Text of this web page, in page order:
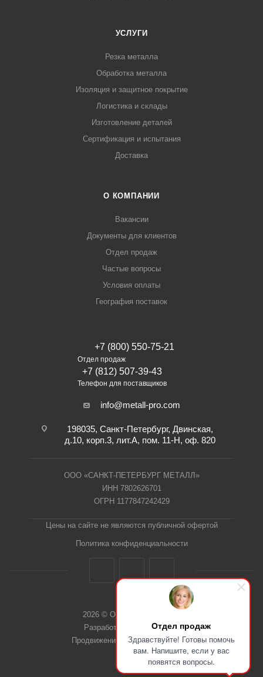
Отдел продаж
Здравствуйте! Готовы помочь
вам. Напишите, если у вас
появятся вопросы.
УСЛУГИ
Резка металла
Обработка металла
Изоляция и защитное покрытие
Логистика и склады
Изготовление деталей
Сертификация и испытания
Доставка
О КОМПАНИИ
Вакансии
Документы для клиентов
Отдел продаж
Частые вопросы
Условия оплаты
География поставок
+7 (800) 550-75-21
Отдел продаж
+7 (812) 507-39-43
Телефон для поставщиков
info@metall-pro.com
198035, Санкт-Петербург, Двинская,
д.10, корп.3, лит.А, пом. 11-Н, оф. 820
ООО «САНКТ-ПЕТЕРБУРГ МЕТАЛЛ»
ИНН 7802626701
ОГРН 1177847242429
Цены на сайте не являются публичной офертой
Политика конфиденциальности
2026 © ООО "СПб Металл"
Разработка сайта Dieztech
Продвижение сайта — Веб-Центр